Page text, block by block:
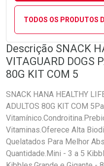
TODOS OS PRODUTOS
Descrição SNACK
VITAGUARD DOGS
80G KIT COM 5
SNACK HANA HEALTHY
ADULTOS 80G KIT COM
Vitaminas.Oferece Alta
Quelatados Para Melhor
Quantidade.Mini - 3 a 5